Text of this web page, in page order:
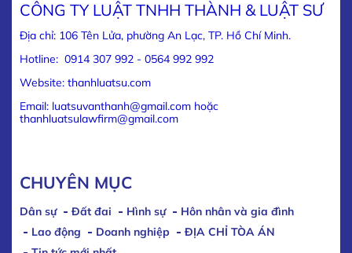
CÔNG TY LUẬT TNHH THÀNH & LUẬT SƯ
Địa chỉ: 106 Tên Lửa, phường An Lạc, TP. Hồ Chí Minh.
Hotline: 0914 307 992 - 0564 992 992
Website: thanhluatsu.com
Email: luatsuvanthanh@gmail.com hoặc
thanhluatsulawfirm@gmail.com
CHUYÊN MỤC
Dân sự Đất đai Hình sự
Hôn nhân và gia đình
Lao động
Doanh nghiệp
ĐỊA CHỈ TÒA ÁN